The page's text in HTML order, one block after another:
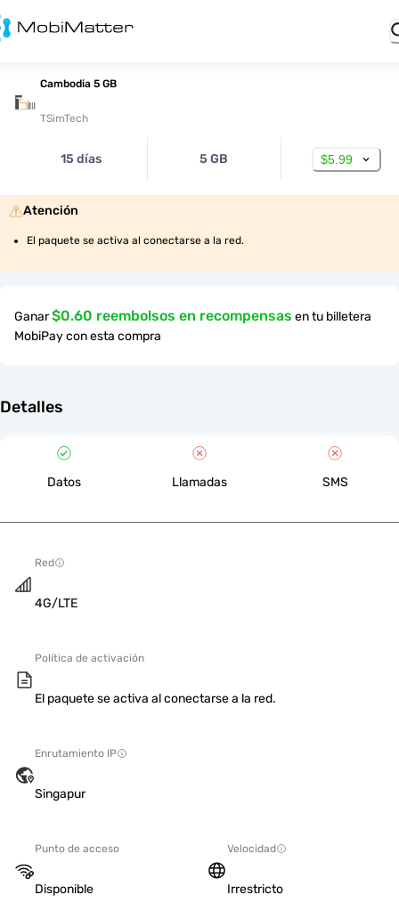
Cambodia 5 GB
TSimTech
15 días 5 GB $5.99
Atención
El paquete se activa al conectarse a la red.
Ganar$0.60 reembolsos en recompensas en tu billetera
MobiPay con esta compra
Detalles
Datos Llamadas SMS
Red
4G/LTE
Política de activación
El paquete se activa al conectarse a la red.
Enrutamiento IP
Singapur
Punto de acceso
Disponible
Velocidad
Irrestricto